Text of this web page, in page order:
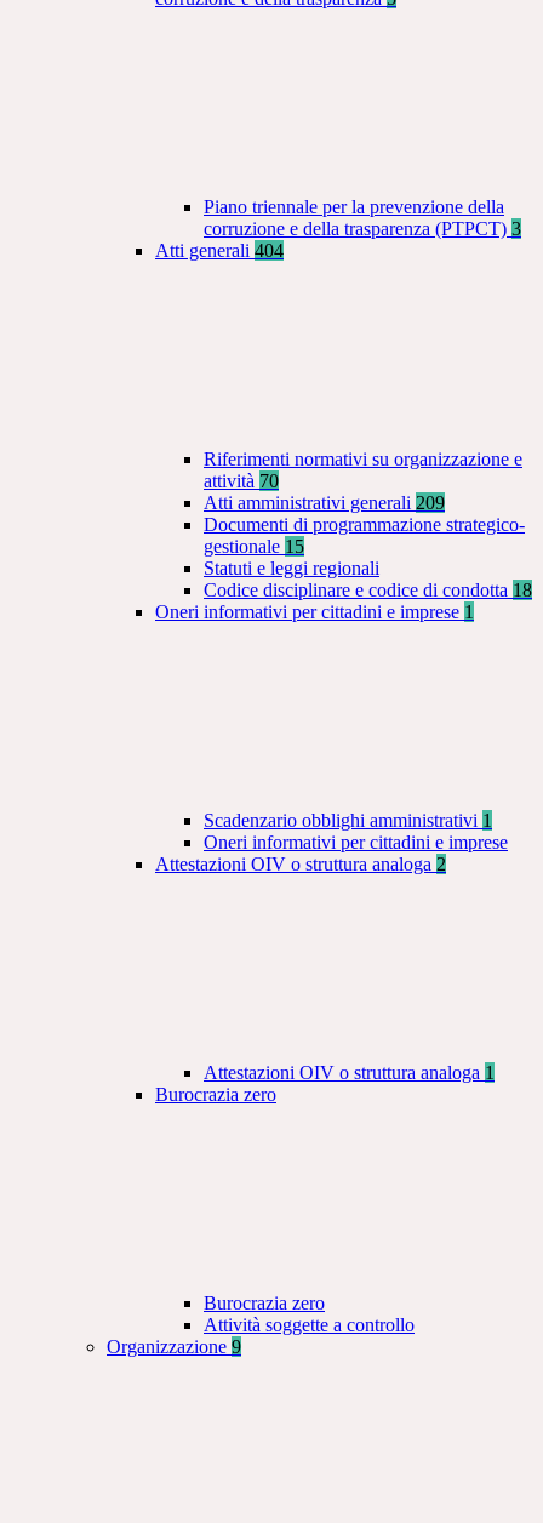
Piano triennale per la prevenzione della
corruzione e della trasparenza (PTPCT) 3
Atti generali 404
Riferimenti normativi su organizzazione e
attività 70
Atti amministrativi generali 209
Documenti di programmazione strategico-
gestionale 15
Statuti e leggi regionali
Codice disciplinare e codice di condotta 18
Oneri informativi per cittadini e imprese 1
Scadenzario obblighi amministrativi 1
Oneri informativi per cittadini e imprese
Attestazioni OIV o struttura analoga 2
Attestazioni OIV o struttura analoga 1
Burocrazia zero
Burocrazia zero
Attività soggette a controllo
Organizzazione 9